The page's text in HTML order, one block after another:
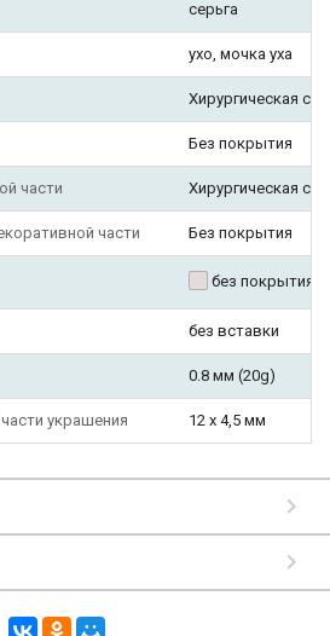
серьга
ухо, мочка уха
Хирургическая
Без покрытия
части Хирургическая
части Без покрытия
без покрытия
без вставки
0.8 мм (20g)
украшения 12 х 4,5 мм